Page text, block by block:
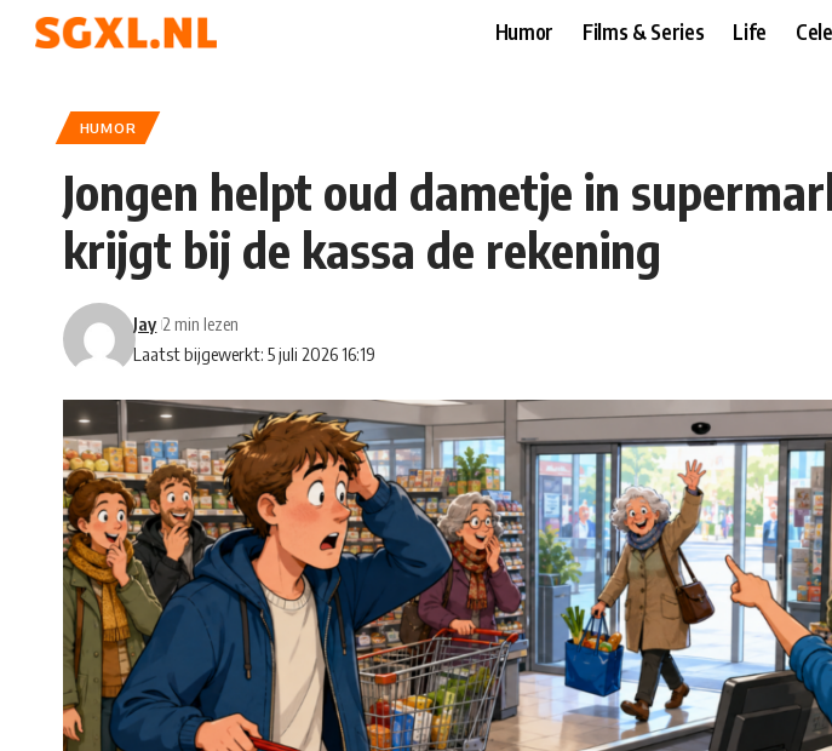
Humor Films & Series Life
HUMOR
Jongen helpt oud dametje in
krijgt bij de kassa de rekening
Laatst bijgewerkt: 5 juli 2026 16:19
Jay 2 min lezen